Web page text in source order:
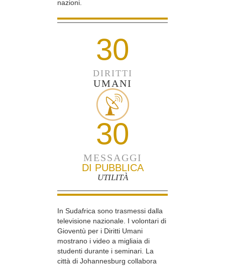
nazioni.
30
DIRITTI
UMANI
30
MESSAGGI
DI PUBBLICA
UTILITÀ
In Sudafrica sono trasmessi dalla
televisione nazionale. I volontari di
Gioventù per i Diritti Umani
mostrano i video a migliaia di
studenti durante i seminari. La
città di Johannesburg collabora